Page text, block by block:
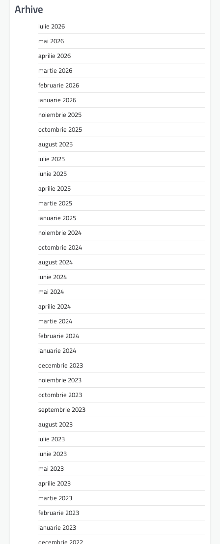
Arhive
iulie 2026
mai 2026
aprilie 2026
martie 2026
februarie 2026
ianuarie 2026
noiembrie 2025
octombrie 2025
august 2025
iulie 2025
iunie 2025
aprilie 2025
martie 2025
ianuarie 2025
noiembrie 2024
octombrie 2024
august 2024
iunie 2024
mai 2024
aprilie 2024
martie 2024
februarie 2024
ianuarie 2024
decembrie 2023
noiembrie 2023
octombrie 2023
septembrie 2023
august 2023
iulie 2023
iunie 2023
mai 2023
aprilie 2023
martie 2023
februarie 2023
ianuarie 2023
decembrie 2022